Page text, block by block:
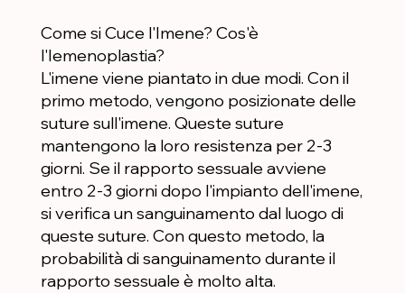
Come si Cuce l'Imene? Cos'è
l'Iemenoplastia?
L'imene viene piantato in due modi. Con il
primo metodo, vengono posizionate delle
suture sull'imene. Queste suture
mantengono la loro resistenza per 2-3
giorni. Se il rapporto sessuale avviene
entro 2-3 giorni dopo l'impianto dell'imene,
si verifica un sanguinamento dal luogo di
queste suture. Con questo metodo, la
probabilità di sanguinamento durante il
rapporto sessuale è molto alta.